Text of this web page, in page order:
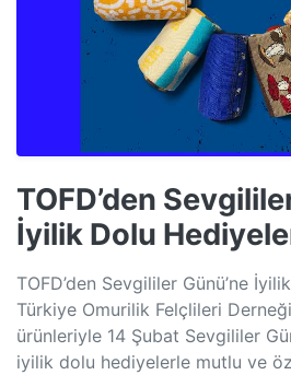
TOFD’den
İyilik Dolu
TOFD’den Sevgililer Günü’ne
Türkiye Omurilik Felçlileri
ürünleriyle 14 Şubat Sevgililer
iyilik dolu hediyelerle mutlu ve